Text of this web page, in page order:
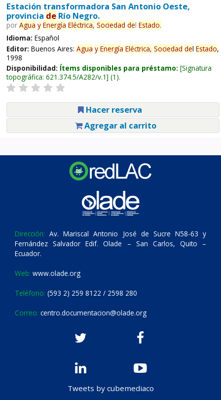
Estación transformadora San Antonio Oeste,
provincia deRío Negro.
por Agua y Energía Eléctrica, Sociedad del Estado.
Idioma: Español
Editor: Buenos Aires: Agua y Energía Eléctrica, Sociedad del Estado,
1998
Disponibilidad: Ítems disponibles para préstamo: Signatura
topográfica: 621.374.5/A282/v.1 (1).
Hacer reserva
Agregar al carrito
Dirección: Av. Mariscal Antonio José de Sucre N58-63 y
Fernández Salvador Edif. Olade – San Carlos, Quito –
Ecuador.
Web: www.olade.org
Teléfono: (593 2) 259 8122 / 2598 280
Correo: centro.documentacion@olade.org
Tweets by cubemediaco